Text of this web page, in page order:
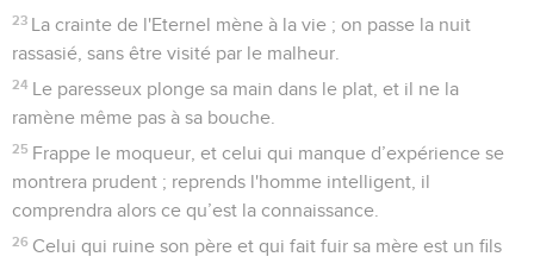
23 La crainte de l'Eternel mène à la vie ; on passe la nuit
rassasié, sans être visité par le malheur.
24 Le paresseux plonge sa main dans le plat, et il ne la
ramène même pas à sa bouche.
25 Frappe le moqueur, et celui qui manque d’expérience se
montrera prudent ; reprends l'homme intelligent, il
comprendra alors ce qu’est la connaissance.
26 Celui qui ruine son père et qui fait fuir sa mère est un fils